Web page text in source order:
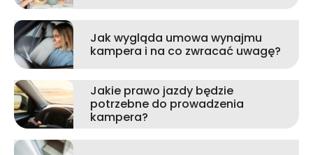
Jak wygląda umowa wynajmu
kampera i na co zwracać uwagę?
Jakie prawo jazdy będzie
potrzebne do prowadzenia
kampera?